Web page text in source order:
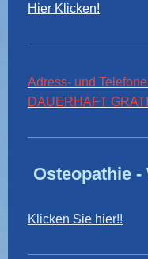
Hier Klicken!
Adress- und
DAUERHAFT
Osteopathie
Klicken Sie hier!!